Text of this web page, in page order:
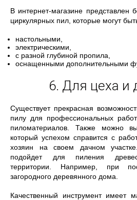
В интернет-магазине
циркулярных пил, которые могут
настольными,
электрическими,
с разной глубиной пропила,
оснащенными дополнительными
6. Для цеха и
Существует прекрасная
пилу для профессиональных
пиломатериалов. Также можно
который успехом справится с
хозяин на своем дачном
подойдет для пиления
территории. Например, при
загородного деревянного дома.
Качественный инструмент имеет